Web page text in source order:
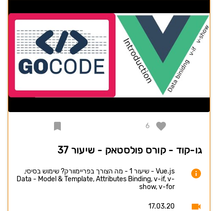
6
גו-קוד - קורס פולסטאק - שיעור 37
Vue.js - שיעור 1 - מה הצורך בפריימוורק? שימוש בסיסי,
Data - Model & Template, Attributes Binding, v-if, v-
show, v-for
17.03.20